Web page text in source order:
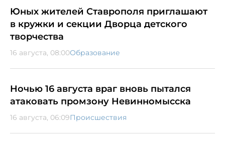
Юных жителей Ставрополя приглашают
в кружки и секции Дворца детского
творчества
16 августа, 08:00Образование
Ночью 16 августа враг вновь пытался
атаковать промзону Невинномысска
16 августа, 06:09Происшествия